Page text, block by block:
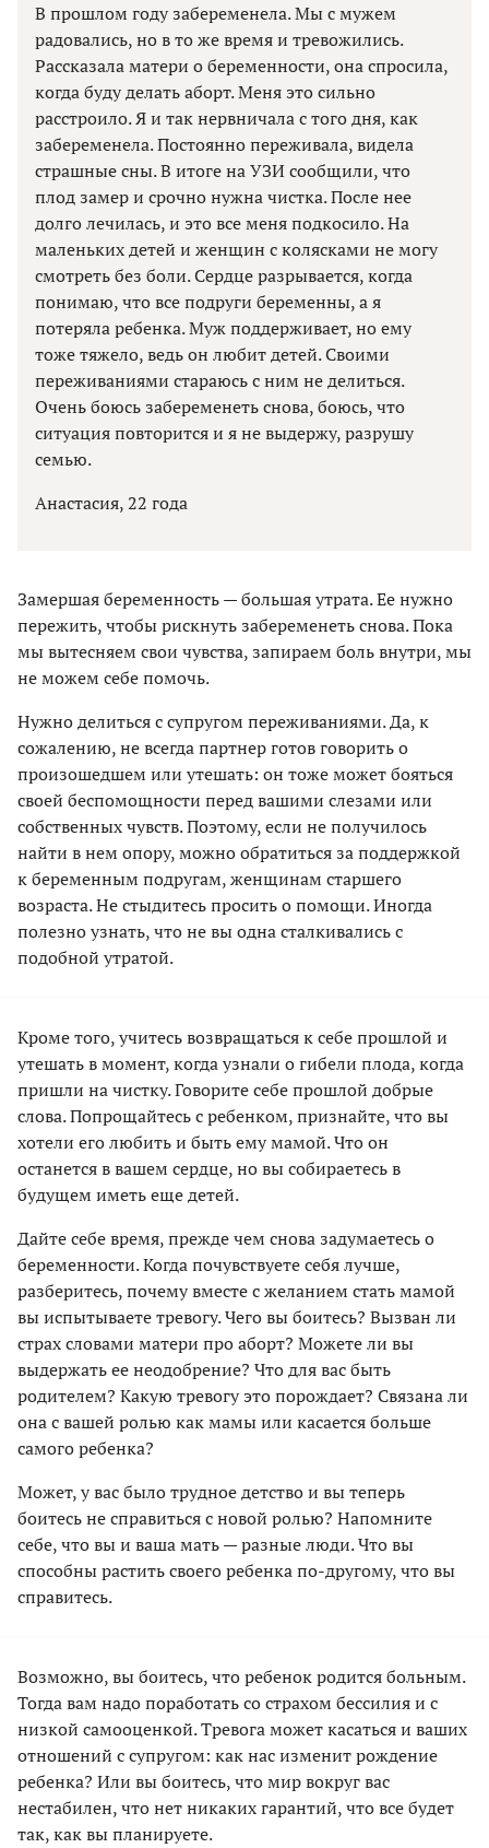
В прошлом году забеременела. Мы с мужем
радовались, но в то же время и тревожились.
Рассказала матери о беременности, она спросила,
когда буду делать аборт. Меня это сильно
расстроило. Я и так нервничала с того дня, как
забеременела. Постоянно переживала, видела
страшные сны. В итоге на УЗИ сообщили, что
плод замер и срочно нужна чистка. После нее
долго лечилась, и это все меня подкосило. На
маленьких детей и женщин с колясками не могу
смотреть без боли. Сердце разрывается, когда
понимаю, что все подруги беременны, а я
потеряла ребенка. Муж поддерживает, но ему
тоже тяжело, ведь он любит детей. Своими
переживаниями стараюсь с ним не делиться.
Очень боюсь забеременеть снова, боюсь, что
ситуация повторится и я не выдержу, разрушу
семью.
Анастасия, 22 года
Замершая беременность — большая утрата. Ее нужно
пережить, чтобы рискнуть забеременеть снова. Пока
мы вытесняем свои чувства, запираем боль внутри, мы
не можем себе помочь.
Нужно делиться с супругом переживаниями. Да, к
сожалению, не всегда партнер готов говорить о
произошедшем или утешать: он тоже может бояться
своей беспомощности перед вашими слезами или
собственных чувств. Поэтому, если не получилось
найти в нем опору, можно обратиться за поддержкой
к беременным подругам, женщинам старшего
возраста. Не стыдитесь просить о помощи. Иногда
полезно узнать, что не вы одна сталкивались с
подобной утратой.
Кроме того, учитесь возвращаться к себе прошлой и
утешать в момент, когда узнали о гибели плода, когда
пришли на чистку. Говорите себе прошлой добрые
слова. Попрощайтесь с ребенком, признайте, что вы
хотели его любить и быть ему мамой. Что он
останется в вашем сердце, но вы собираетесь в
будущем иметь еще детей.
Дайте себе время, прежде чем снова задумаетесь о
беременности. Когда почувствуете себя лучше,
разберитесь, почему вместе с желанием стать мамой
вы испытываете тревогу. Чего вы боитесь? Вызван ли
страх словами матери про аборт? Можете ли вы
выдержать ее неодобрение? Что для вас быть
родителем? Какую тревогу это порождает? Связана ли
она с вашей ролью как мамы или касается больше
самого ребенка?
Может, у вас было трудное детство и вы теперь
боитесь не справиться с новой ролью? Напомните
себе, что вы и ваша мать — разные люди. Что вы
способны растить своего ребенка по-другому, что вы
справитесь.
Возможно, вы боитесь, что ребенок родится больным.
Тогда вам надо поработать со страхом бессилия и с
низкой самооценкой. Тревога может касаться и ваших
отношений с супругом: как нас изменит рождение
ребенка? Или вы боитесь, что мир вокруг вас
нестабилен, что нет никаких гарантий, что все будет
так, как вы планируете.